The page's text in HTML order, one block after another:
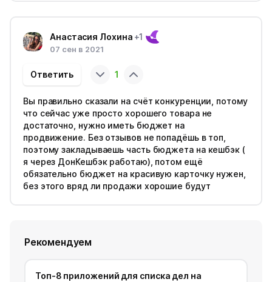
Анастасия Лохина +1
07 сен в 2021
1
Ответить
Вы правильно сказали на счёт конкуренции, потому
что сейчас уже просто хорошего товара не
достаточно, нужно иметь бюджет на
продвижение. Без отзывов не попадёшь в топ,
поэтому закладываешь часть бюджета на кешбэк (
я через ДонКешбэк работаю), потом ещё
обязательно бюджет на красивую карточку нужен,
без этого вряд ли продажи хорошие будут
Рекомендуем
Топ-8 приложений для списка дел на